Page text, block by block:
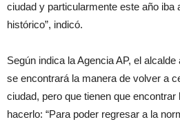
ciudad y particularmente este año iba
histórico”, indicó.
Según indica la Agencia AP, el
se encontrará la manera de volver a
ciudad, pero que tienen que
hacerlo: “Para poder regresar a la